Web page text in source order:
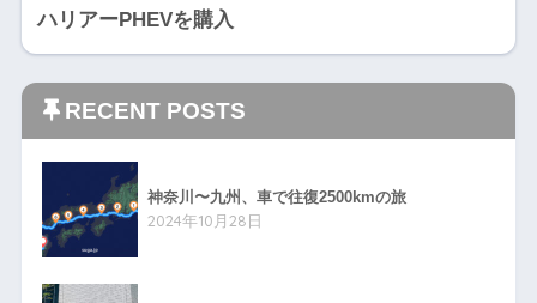
ハリアーPHEVを購入
RECENT POSTS
神奈川〜九州、車で往復2500kmの旅
2024年10月28日